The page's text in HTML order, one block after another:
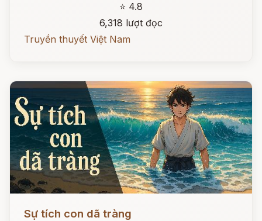
⭐ 4.8
6,318 lượt đọc
Truyền thuyết Việt Nam
Sự tích con dã tràng